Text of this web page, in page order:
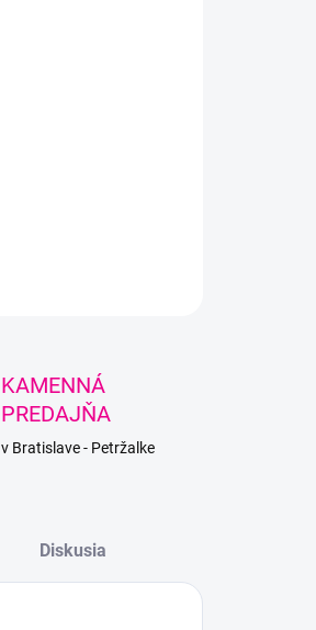
KAMENNÁ
PREDAJŇA
v Bratislave - Petržalke
Diskusia